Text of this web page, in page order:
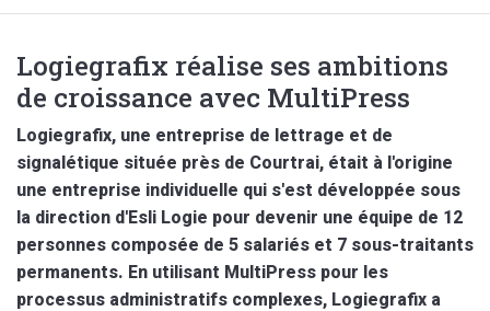
Logiegrafix réalise ses ambitions
de croissance avec MultiPress
Logiegrafix, une entreprise de lettrage et de
signalétique située près de Courtrai, était à l'origine
une entreprise individuelle qui s'est développée sous
la direction d'Esli Logie pour devenir une équipe de 12
personnes composée de 5 salariés et 7 sous-traitants
permanents. En utilisant MultiPress pour les
processus administratifs complexes, Logiegrafix a